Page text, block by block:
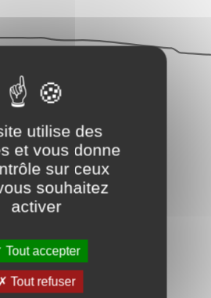
utilise des
et vous donne
sur ceux
souhaitez
activer
Tout accepter
Tout refuser